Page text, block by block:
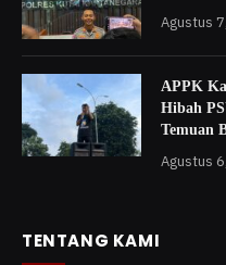
Agustus
APPK
Hibah
Temuan
Agustus
TENTANG KAMI